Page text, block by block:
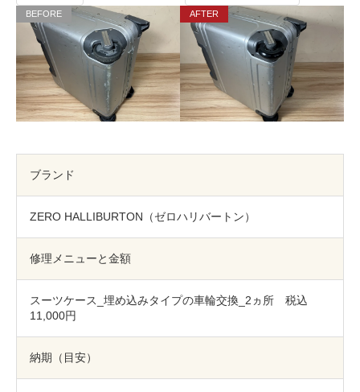
カバンの修理 時計修理・電池交換
傘修理 合鍵の作製
印鑑・はんこの作製 ダビング
採用情報
ブランド
ZERO HALLIBURTON（ゼロハリバートン）
修理メニューと金額
スーツケース_埋め込みタイプの車輪交換_2ヵ所 税込
11,000円
納期（目安）